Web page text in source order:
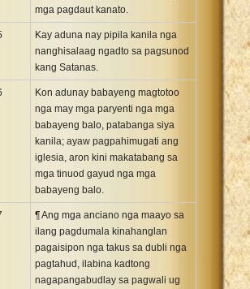
mga pagdaut kanato.
Kay aduna nay pipila kanila nga
nanghisalaag ngadto sa pagsunod
kang Satanas.
Kon adunay babayeng magtotoo
nga may mga paryenti nga mga
babayeng balo, patabanga siya
kanila; ayaw pagpahimugati ang
iglesia, aron kini makatabang sa
mga tinuod gayud nga mga
babayeng balo.
¶ Ang mga anciano nga maayo sa
ilang pagdumala kinahanglan
pagaisipon nga takus sa dubli nga
pagtahud, ilabina kadtong
nagapangabudlay sa pagwali ug